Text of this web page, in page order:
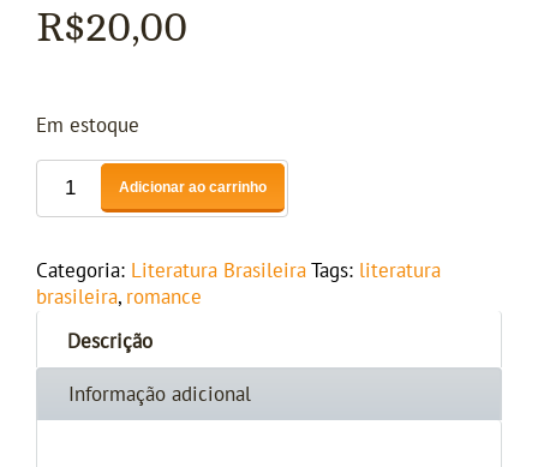
R$20,00
Em estoque
Adicionar ao carrinho
Categoria: Literatura Brasileira Tags: literatura
brasileira, romance
Descrição
Informação adicional